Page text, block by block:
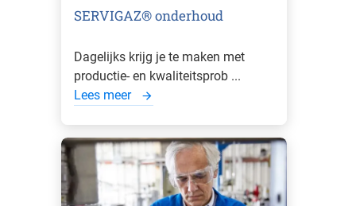
SERVIGAZ® onderhoud
Dagelijks krijg je te maken met
productie- en kwaliteitsprob ...
Lees meer